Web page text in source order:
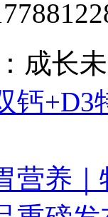
成长
钙+D3
营养